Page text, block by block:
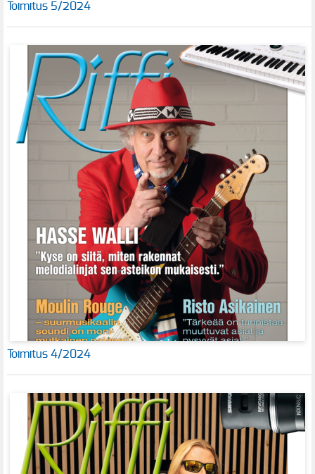
Toimitus 5/2024
Toimitus 4/2024